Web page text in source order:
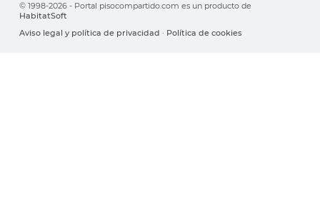
© 1998-2026 - Portal pisocompartido.com es un producto de
HabitatSoft
Aviso legal y política de privacidad · Política de cookies